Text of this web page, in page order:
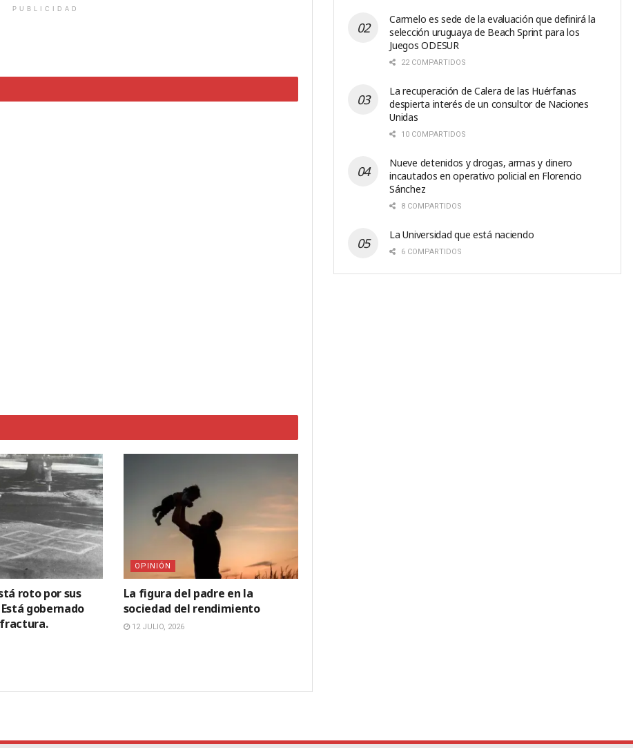
PUBLICIDAD
roto por sus
gobernado
OPINIÓN
La figura del padre en la
sociedad del rendimiento
12 JULIO, 2026
Carmelo es sede de la evaluación que definirá la
selección uruguaya de Beach Sprint para los
Juegos ODESUR
22 COMPARTIDOS
La recuperación de Calera de las Huérfanas
despierta interés de un consultor de Naciones
Unidas
10 COMPARTIDOS
Nueve detenidos y drogas, armas y dinero
incautados en operativo policial en Florencio
Sánchez
8 COMPARTIDOS
La Universidad que está naciendo
6 COMPARTIDOS